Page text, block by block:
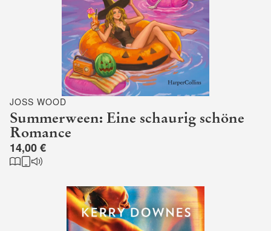
JOSS WOOD
Summerween: Eine schaurig schöne
Romance
14,00 €